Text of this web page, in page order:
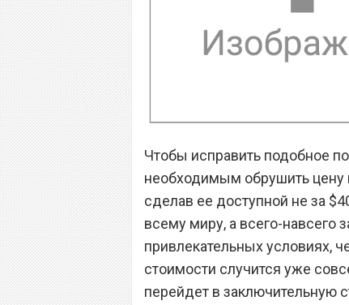
Чтобы исправить подобное
необходимым обрушить цену
сделав ее доступной не за
всему миру, а всего-навсего
привлекательных условиях,
стоимости случится уже
перейдет в заключительную